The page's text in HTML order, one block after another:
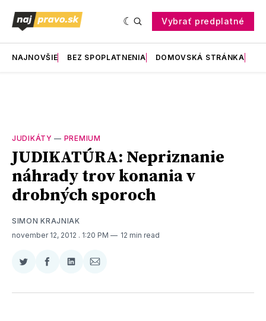
Vybrať predplatné
NAJNOVŠIE BEZ SPOPLATNENIA DOMOVSKÁ STRÁNKA
JUDIKÁTY — PREMIUM
JUDIKATÚRA: Nepriznanie
náhrady trov konania v
drobných sporoch
SIMON KRAJNIAK
november 12, 2012 . 1:20 PM 12 min read
Zdieľať
Twitter
Zdieľať
Facebooku
Zdieľať
LinkedIne
Zdieľať
E-